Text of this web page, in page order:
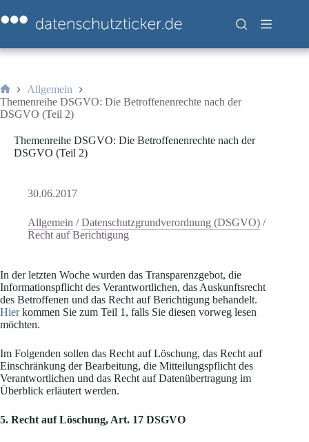
Inhalt
springen
Start
Allgemein
Themenreihe DSGVO: Die Betroffenenrechte nach der
DSGVO (Teil 2)
Themenreihe DSGVO: Die Betroffenenrechte nach der
DSGVO (Teil 2)
30.06.2017
Allgemein /Datenschutzgrundverordnung (DSGVO) /
Recht auf Berichtigung
In der letzten Woche wurden das Transparenzgebot, die
Informationspflicht des Verantwortlichen, das Auskunftsrecht
des Betroffenen und das Recht auf Berichtigung behandelt.
Hierkommen Sie zum Teil 1, falls Sie diesen vorweg lesen
möchten.
Im Folgenden sollen das Recht auf Löschung, das Recht auf
Einschränkung der Bearbeitung, die Mitteilungspflicht des
Verantwortlichen und das Recht auf Datenübertragung im
Überblick erläutert werden.
5. Recht auf Löschung, Art. 17 DSGVO